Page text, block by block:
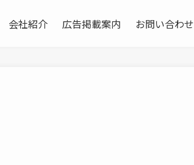
会社紹介 広告掲載案内 お問い合わせ